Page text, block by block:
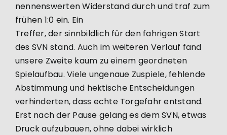
nennenswerten Widerstand durch und traf zum
frühen 1:0 ein. Ein
Treffer, der sinnbildlich für den fahrigen Start
des SVN stand. Auch im weiteren Verlauf fand
unsere Zweite kaum zu einem geordneten
Spielaufbau. Viele ungenaue Zuspiele, fehlende
Abstimmung und hektische Entscheidungen
verhinderten, dass echte Torgefahr entstand.
Erst nach der Pause gelang es dem SVN, etwas
Druck aufzubauen, ohne dabei wirklich